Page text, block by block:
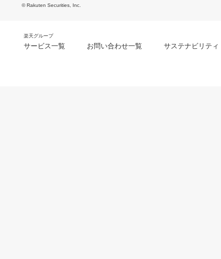
© Rakuten Securities, Inc.
楽天グループ
サービス一覧 お問い合わせ一覧 サステナビリティ